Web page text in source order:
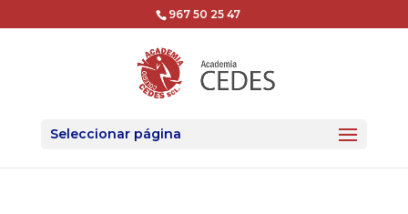
967 50 25 47
Seleccionar página